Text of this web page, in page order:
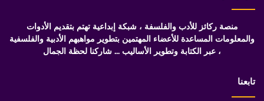
منصة ركائز للأدب والفلسفة ، شبكة إبداعية تهتم بتقديم الأدوات
والمعلومات المساعدة للأعضاء المهتمين بتطوير مواهبهم الأدبية والفلسفية
، عبر الكتابة وتطوير الأساليب ... شاركنا لحظة الجمال
تابعنا